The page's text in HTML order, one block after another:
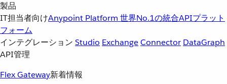
製品
IT担当者向けAnypoint Platform 世界No.1の統合APIプラット
フォーム
インテグレーション Studio ExchangeConnector DataGraph
API管理
Flex Gateway新着情報